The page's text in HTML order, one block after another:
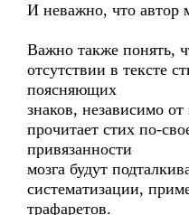
И неважно, что автор
Важно также понять,
отсутствии в тексте
поясняющих
знаков, независимо от
прочитает стих по-
привязанности
мозга будут
систематизации,
трафаретов.